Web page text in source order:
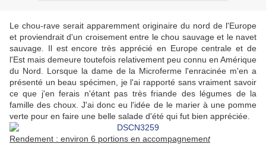
Le chou-rave serait apparemment originaire du nord de l'Europe
et proviendrait d'un croisement entre le chou sauvage et le navet
sauvage. Il est encore très apprécié en Europe centrale et de
l'Est mais demeure toutefois relativement peu connu en Amérique
du Nord. Lorsque la dame de la Microferme l'enracinée m'en a
présenté un beau spécimen, je l'ai rapporté sans vraiment savoir
ce que j'en ferais n'étant pas très friande des légumes de la
famille des choux. J'ai donc eu l'idée de le marier à une pomme
verte pour en faire une belle salade d'été qui fut bien appréciée.
Rendement : environ 6 portions en accompagnement